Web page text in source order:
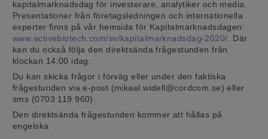
kapitalmarknadsdag för investerare, analytiker och media.
Presentationer från företagsledningen och internationella
experter finns på vår hemsida för Kapitalmarknadsdagen:
www.activebiotech.com/sv/kapitalmarknadsdag-2020/ . Där
kan du också följa den direktsända frågestunden från
klockan 14:00 idag.
Du kan skicka frågor i förväg eller under den faktiska
frågestunden via e-post (mikael.widell@cordcom.se) eller
sms (0703 119 960).
Den direktsända frågestunden kommer att hållas på
engelska